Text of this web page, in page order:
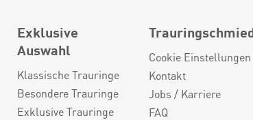
Exklusive
Auswahl
Klassische Trauringe
Besondere Trauringe
Exklusive Trauringe
Cookie Einstellungen
Kontakt
Jobs / Karriere
FAQ